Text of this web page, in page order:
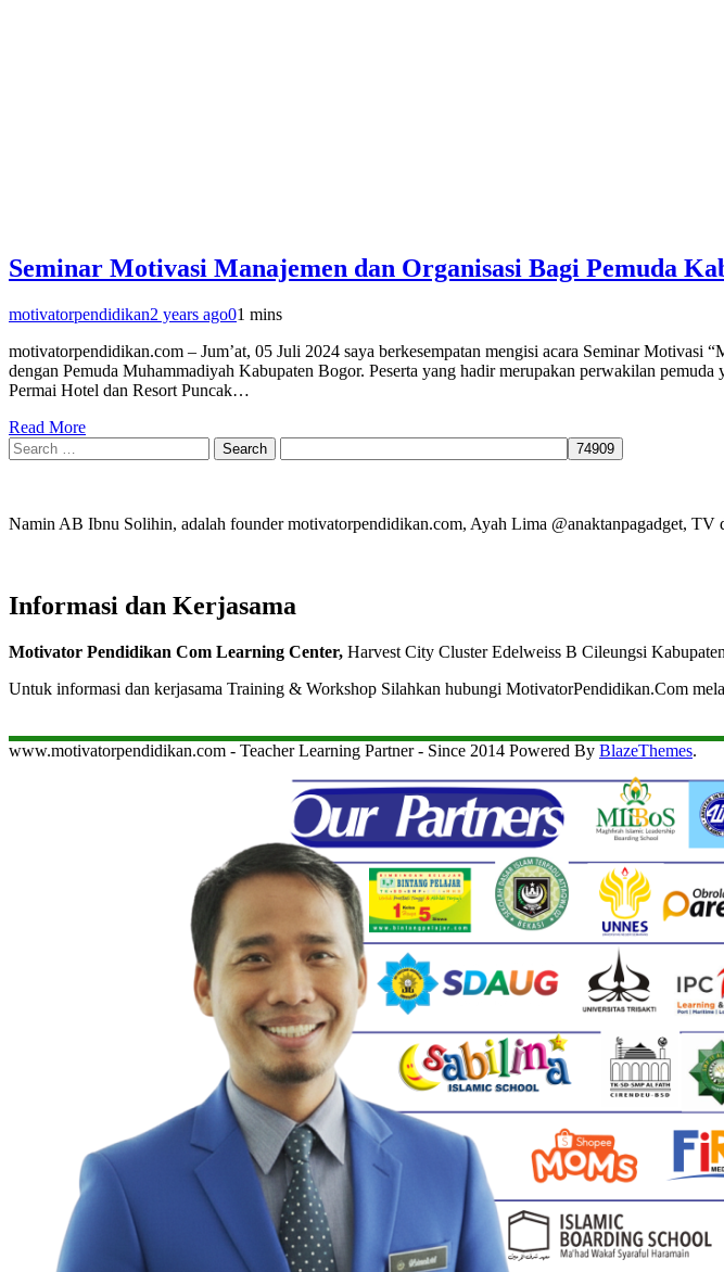
Seminar Motivasi Manajemen dan Organisasi Bagi Pemuda
motivatorpendidikan2 years ago01 mins
motivatorpendidikan.com – Jum’at, 05 Juli 2024 saya berkesempatan mengisi acara Seminar
dengan Pemuda Muhammadiyah Kabupaten Bogor. Peserta yang hadir merupakan perwakilan
Permai Hotel dan Resort Puncak…
Read More
Search
for:
Namin AB Ibnu Solihin, adalah founder motivatorpendidikan.com, Ayah Lima @anaktanpagadget,
Informasi dan Kerjasama
Motivator Pendidikan Com Learning Center, Harvest City Cluster Edelweiss B Cileungsi
Untuk informasi dan kerjasama Training & Workshop Silahkan hubungi MotivatorPendidikan.Com
www.motivatorpendidikan.com - Teacher Learning Partner - Since 2014 Powered By BlazeThemes.